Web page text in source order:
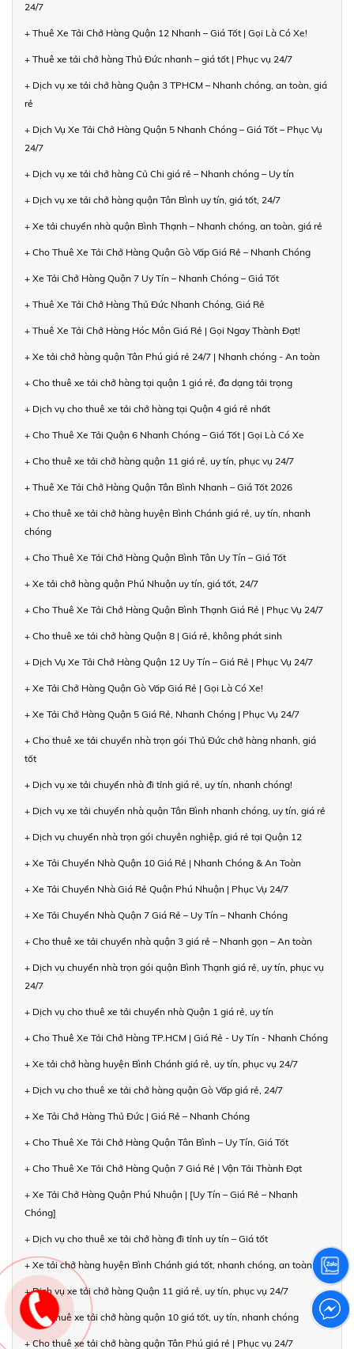
24/7
+ Thuê Xe Tải Chở Hàng Quận 12 Nhanh – Giá Tốt | Gọi Là Có Xe!
+ Thuê xe tải chở hàng Thủ Đức nhanh – giá tốt | Phục vụ 24/7
+ Dịch vụ xe tải chở hàng Quận 3 TPHCM – Nhanh chóng, an toàn, giá
rẻ
+ Dịch Vụ Xe Tải Chở Hàng Quận 5 Nhanh Chóng – Giá Tốt – Phục Vụ
24/7
+ Dịch vụ xe tải chở hàng Củ Chi giá rẻ – Nhanh chóng – Uy tín
+ Dịch vụ xe tải chở hàng quận Tân Bình uy tín, giá tốt, 24/7
+ Xe tải chuyển nhà quận Bình Thạnh – Nhanh chóng, an toàn, giá rẻ
+ Cho Thuê Xe Tải Chở Hàng Quận Gò Vấp Giá Rẻ – Nhanh Chóng
+ Xe Tải Chở Hàng Quận 7 Uy Tín – Nhanh Chóng – Giá Tốt
+ Thuê Xe Tải Chở Hàng Thủ Đức Nhanh Chóng, Giá Rẻ
+ Thuê Xe Tải Chở Hàng Hóc Môn Giá Rẻ | Gọi Ngay Thành Đạt!
+ Xe tải chở hàng quận Tân Phú giá rẻ 24/7 | Nhanh chóng - An toàn
+ Cho thuê xe tải chở hàng tại quận 1 giá rẻ, đa dạng tải trọng
+ Dịch vụ cho thuê xe tải chở hàng tại Quận 4 giá rẻ nhất
+ Cho Thuê Xe Tải Quận 6 Nhanh Chóng – Giá Tốt | Gọi Là Có Xe
+ Cho thuê xe tải chở hàng quận 11 giá rẻ, uy tín, phục vụ 24/7
+ Thuê Xe Tải Chở Hàng Quận Tân Bình Nhanh – Giá Tốt 2026
+ Cho thuê xe tải chở hàng huyện Bình Chánh giá rẻ, uy tín, nhanh
chóng
+ Cho Thuê Xe Tải Chở Hàng Quận Bình Tân Uy Tín – Giá Tốt
+ Xe tải chở hàng quận Phú Nhuận uy tín, giá tốt, 24/7
+ Cho Thuê Xe Tải Chở Hàng Quận Bình Thạnh Giá Rẻ | Phục Vụ 24/7
+ Cho thuê xe tải chở hàng Quận 8 | Giá rẻ, không phát sinh
+ Dịch Vụ Xe Tải Chở Hàng Quận 12 Uy Tín – Giá Rẻ | Phục Vụ 24/7
+ Xe Tải Chở Hàng Quận Gò Vấp Giá Rẻ | Gọi Là Có Xe!
+ Xe Tải Chở Hàng Quận 5 Giá Rẻ, Nhanh Chóng | Phục Vụ 24/7
+ Cho thuê xe tải chuyển nhà trọn gói Thủ Đức chở hàng nhanh, giá
tốt
+ Dịch vụ xe tải chuyển nhà đi tỉnh giá rẻ, uy tín, nhanh chóng!
+ Dịch vụ xe tải chuyển nhà quận Tân Bình nhanh chóng, uy tín, giá rẻ
+ Dịch vụ chuyển nhà trọn gói chuyên nghiệp, giá rẻ tại Quận 12
+ Xe Tải Chuyển Nhà Quận 10 Giá Rẻ | Nhanh Chóng & An Toàn
+ Xe Tải Chuyển Nhà Giá Rẻ Quận Phú Nhuận | Phục Vụ 24/7
+ Xe Tải Chuyển Nhà Quận 7 Giá Rẻ – Uy Tín – Nhanh Chóng
+ Cho thuê xe tải chuyển nhà quận 3 giá rẻ – Nhanh gọn – An toàn
+ Dịch vụ chuyển nhà trọn gói quận Bình Thạnh giá rẻ, uy tín, phục vụ
24/7
+ Dịch vụ cho thuê xe tải chuyển nhà Quận 1 giá rẻ, uy tín
+ Cho Thuê Xe Tải Chở Hàng TP.HCM | Giá Rẻ - Uy Tín - Nhanh Chóng
+ Xe tải chở hàng huyện Bình Chánh giá rẻ, uy tín, phục vụ 24/7
+ Dịch vụ cho thuê xe tải chở hàng quận Gò Vấp giá rẻ, 24/7
+ Xe Tải Chở Hàng Thủ Đức | Giá Rẻ – Nhanh Chóng
+ Cho Thuê Xe Tải Chở Hàng Quận Tân Bình – Uy Tín, Giá Tốt
+ Cho Thuê Xe Tải Chở Hàng Quận 7 Giá Rẻ | Vận Tải Thành Đạt
+ Xe Tải Chở Hàng Quận Phú Nhuận | [Uy Tín – Giá Rẻ – Nhanh
Chóng]
+ Dịch vụ cho thuê xe tải chở hàng đi tỉnh uy tín – Giá tốt
+ Xe tải chở hàng huyện Bình Chánh giá tốt, nhanh chóng, an toàn
+ Dịch vụ xe tải chở hàng Quận 11 giá rẻ, uy tín, phục vụ 24/7
+ Cho thuê xe tải chở hàng quận 10 giá tốt, uy tín, nhanh chóng
+ Cho thuê xe tải chở hàng quận Tân Phú giá rẻ | Phục vụ 24/7